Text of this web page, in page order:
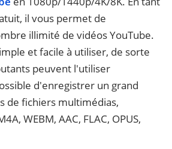
il vous permet de
illimité de vidéos YouTube.
et facile à utiliser, de sorte
peuvent l'utiliser
d'enregistrer un grand
de fichiers multimédias,
WEBM, AAC, FLAC, OPUS,